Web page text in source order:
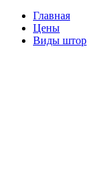
Главная
Цены
Виды штор